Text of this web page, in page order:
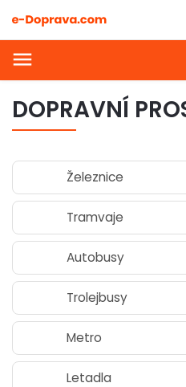
DOPRAVNÍ
Železnice
Tramvaje
Autobusy
Trolejbusy
Metro
Letadla